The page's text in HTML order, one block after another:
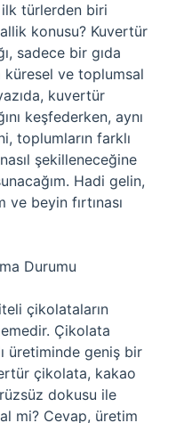
türlerden biri
konusu? Kuvertür
sadece bir gıda
küresel ve toplumsal
kuvertür
keşfederken, aynı
toplumların farklı
şekilleneceğine
Hadi gelin,
beyin fırtınası
Durumu
çikolataların
Çikolata
üretiminde geniş bir
çikolata, kakao
dokusu ile
mi? Cevap, üretim